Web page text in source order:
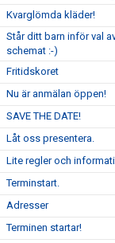
Kvarglömda kläder!
Står ditt barn inför val
schemat :-)
Fritidskoret
Nu är anmälan öppen!
SAVE THE DATE!
Låt oss presentera.
Lite regler och
Terminstart.
Adresser
Terminen startar!